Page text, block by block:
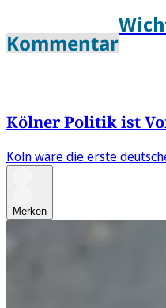
Kommentar
Kölner Politik ist
Köln wäre die erste
Merken